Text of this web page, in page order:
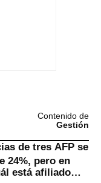
Contenido de
Gestión
de tres AFP se
24%, pero en
está afiliado